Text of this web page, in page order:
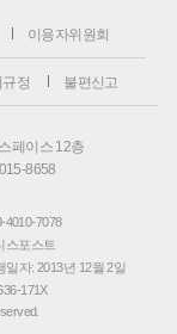
이용자위원회
정 불편신고
페이스 12층
8658
4010-7078
스포스트
일자: 2013년 12월 2일
171X